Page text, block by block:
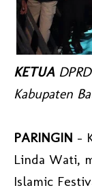
KETUA
Kabupaten
PARINGIN -
Linda Wati,
Islamic